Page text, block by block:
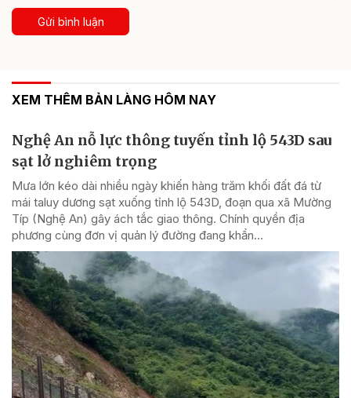
Gửi bình luận
XEM THÊM BẢN LÀNG HÔM NAY
Nghệ An nỗ lực thông tuyến tỉnh lộ 543D sau
sạt lở nghiêm trọng
Mưa lớn kéo dài nhiều ngày khiến hàng trăm khối đất đá từ
mái taluy dương sạt xuống tỉnh lộ 543D, đoạn qua xã Mường
Típ (Nghệ An) gây ách tắc giao thông. Chính quyền địa
phương cùng đơn vị quản lý đường đang khẩn...